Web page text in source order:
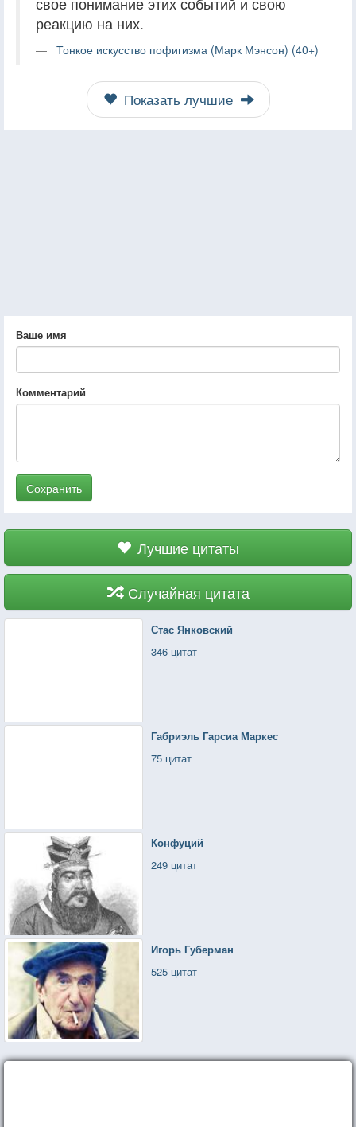
реакцию на них.
Тонкое искусство пофигизма (Марк Мэнсон) (40+)
Показать лучшие
Ваше имя
Комментарий
Сохранить
Лучшие цитаты
Случайная цитата
Стас Янковский
346 цитат
Габриэль Гарсиа Маркес
75 цитат
Конфуций
249 цитат
Игорь Губерман
525 цитат